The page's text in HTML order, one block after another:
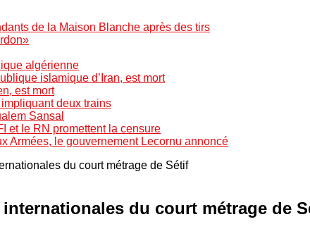
de la Maison Blanche après des tirs
algérienne
islamique d’Iran, est mort
est mort
deux trains
Sansal
et le RN promettent la censure
Armées, le gouvernement Lecornu annoncé
du court métrage de Sétif
du court métrage de